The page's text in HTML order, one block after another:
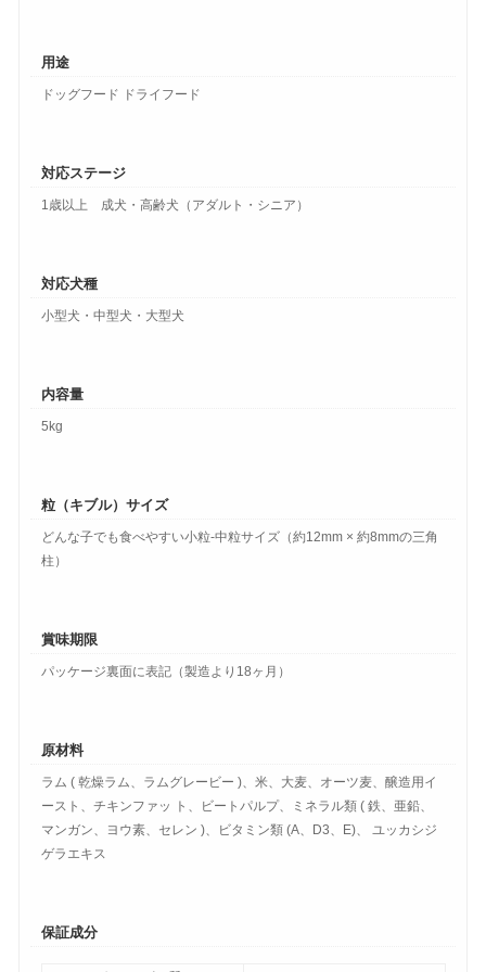
用途
ドッグフード ドライフード
対応ステージ
1歳以上 成犬・高齢犬（アダルト・シニア）
対応犬種
小型犬・中型犬・大型犬
内容量
5kg
粒（キブル）サイズ
どんな子でも食べやすい小粒-中粒サイズ（約12mm × 約8mmの三角
柱）
賞味期限
パッケージ裏面に表記（製造より18ヶ月）
原材料
ラム ( 乾燥ラム、ラムグレービー )、米、大麦、オーツ麦、醸造用イ
ースト、チキンファッ ト、ビートパルプ、ミネラル類 ( 鉄、亜鉛、
マンガン、ヨウ素、セレン )、ビタミン類 (A、D3、E)、 ユッカシジ
ゲラエキス
保証成分